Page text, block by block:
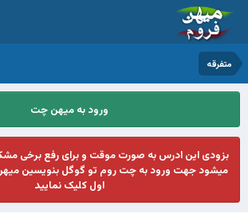
متفرقه
ورود به میهن چت
بزودی این ادرس به صورت موقت و برای رفع برخی
میشود جهت ورود به چت روم تو گوگل بنویسین
اول کلیک نمایید